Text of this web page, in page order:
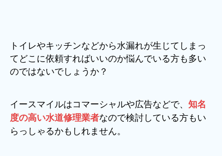
トイレやキッチンなどから水漏れが生じてしまっ
てどこに依頼すればいいのか悩んでいる方も多い
のではないでしょうか？
イースマイルはコマーシャルや広告などで、 知名
度の高い水道修理業者なので検討している方もい
らっしゃるかもしれません。